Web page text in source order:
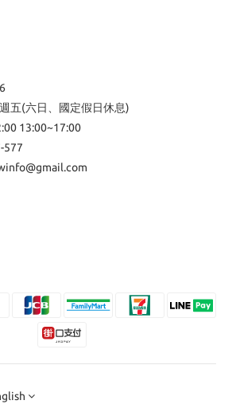
五(六日、國定假日休息)
13:00~17:00
577